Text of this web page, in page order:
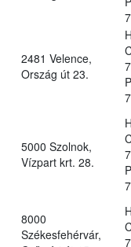
2481 Velence,
Ország út 23.
5000 Szolnok,
Vízpart krt. 28.
8000
Székesfehérvár,